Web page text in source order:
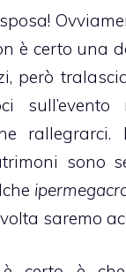
è certo una
però
rallegrarci.
sono
saremo